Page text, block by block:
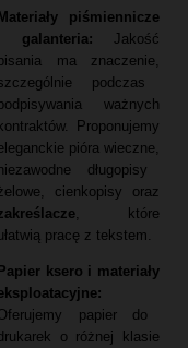
piśmiennicze
galanteria: Jakość
ma znaczenie,
podczas
ważnych
Proponujemy
pióra wieczne,
długopisy
cienkopisy oraz
które
pracę z tekstem.
ksero i materiały
papier do
o różnej klasie